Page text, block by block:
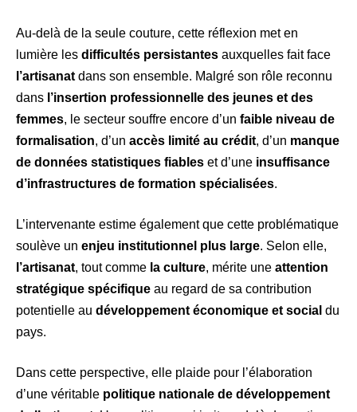
Au-delà de la seule couture, cette réflexion met en
lumière les difficultés persistantes auxquelles fait face
l’artisanat dans son ensemble. Malgré son rôle reconnu
dans l’insertion professionnelle des jeunes et des
femmes, le secteur souffre encore d’un faible niveau de
formalisation, d’un accès limité au crédit, d’un manque
de données statistiques fiables et d’une insuffisance
d’infrastructures de formation spécialisées.
L’intervenante estime également que cette problématique
soulève un enjeu institutionnel plus large. Selon elle,
l’artisanat, tout comme la culture, mérite une attention
stratégique spécifique au regard de sa contribution
potentielle au développement économique et social du
pays.
Dans cette perspective, elle plaide pour l’élaboration
d’une véritable politique nationale de développement